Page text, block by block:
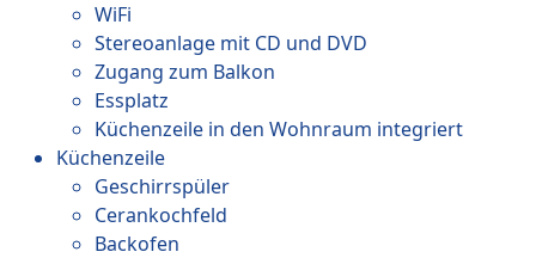
WiFi
Stereoanlage mit CD und DVD
Zugang zum Balkon
Essplatz
Küchenzeile in den Wohnraum integriert
Küchenzeile
Geschirrspüler
Cerankochfeld
Backofen